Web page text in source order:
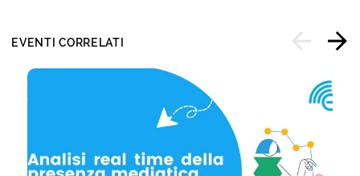
EVENTI CORRELATI